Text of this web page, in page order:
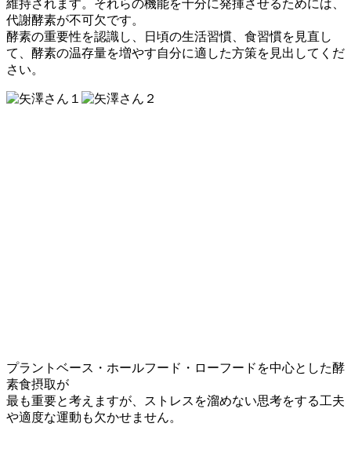
維持されます。それらの機能を十分に発揮させるためには、
代謝酵素が不可欠です。
酵素の重要性を認識し、日頃の生活習慣、食習慣を見直し
て、酵素の温存量を増やす自分に適した方策を見出してくだ
さい。
プラントベース・ホールフード・ローフードを中心とした酵
素食摂取が
最も重要と考えますが、ストレスを溜めない思考をする工夫
や適度な運動も欠かせません。